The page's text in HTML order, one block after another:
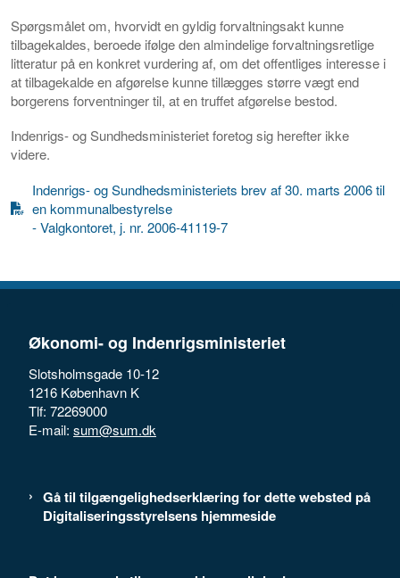
Spørgsmålet om, hvorvidt en gyldig forvaltningsakt kunne
tilbagekaldes, beroede ifølge den almindelige forvaltningsretlige
litteratur på en konkret vurdering af, om det offentliges interesse i
at tilbagekalde en afgørelse kunne tillægges større vægt end
borgerens forventninger til, at en truffet afgørelse bestod.
Indenrigs- og Sundhedsministeriet foretog sig herefter ikke
videre.
Indenrigs- og Sundhedsministeriets brev af 30. marts 2006 til
en kommunalbestyrelse
- Valgkontoret, j. nr. 2006-41119-7
Økonomi- og Indenrigsministeriet
Slotsholmsgade 10-12
1216 København K
Tlf: 72269000
E-mail: sum@sum.dk
Gå til tilgængelighedserklæring for dette websted på
Digitaliseringsstyrelsens hjemmeside